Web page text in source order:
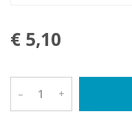
€ 5,10
– +